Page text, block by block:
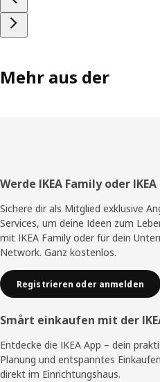
Mehr aus der
Fußzeile
Werde IKEA Family oder
Sichere dir als Mitglied exklusive
Services, um deine Ideen zum
mit IKEA Family oder für dein
Network. Ganz kostenlos.
Registrieren oder anmelden
Smårt einkaufen mit der
Entdecke die IKEA App – dein
Planung und entspanntes
direkt im Einrichtungshaus.